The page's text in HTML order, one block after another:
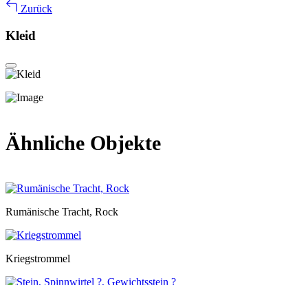
Zurück
Kleid
Ähnliche Objekte
Rumänische Tracht, Rock
Kriegstrommel